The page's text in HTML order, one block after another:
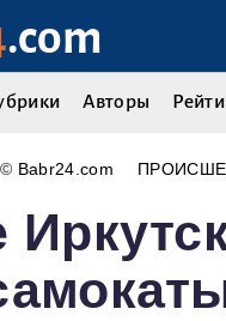
.com
Авторы
© Babr24.com